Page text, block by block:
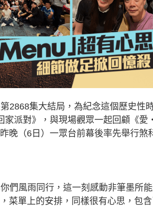
2868集大結局，為紀念這個歷史性
派對》，與現場觀眾一起回顧《愛‧
晚（6日）一眾台前幕後率先舉行煞
們風雨同行，這一刻感動非筆墨所
菜單上的安排，同樣很有心思，包含